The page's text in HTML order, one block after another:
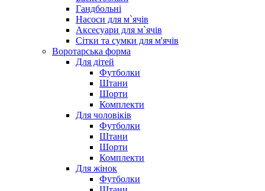
Гандбольні
Насоси для м`ячів
Аксесуари для м`ячів
Сітки та сумки для м'ячів
Воротарська форма
Для дітей
Футболки
Штани
Шорти
Комплекти
Для чоловіків
Футболки
Штани
Шорти
Комплекти
Для жінок
Футболки